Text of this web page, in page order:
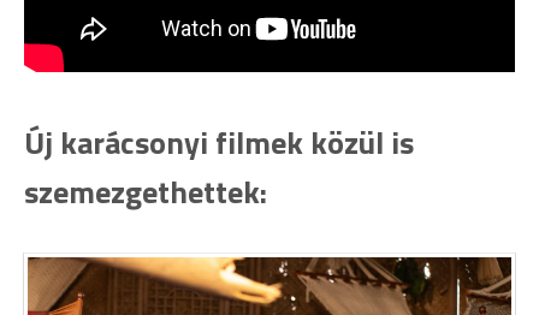
Új karácsonyi filmek közül is
szemezgethettek: